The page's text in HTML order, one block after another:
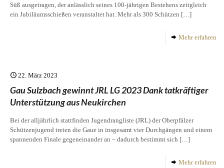
Süß ausgetragen, der anlässlich seines 100-jährigen Bestehens zeitgleich
ein Jubiläumsschießen veranstaltet hat. Mehr als 300 Schützen […]
Mehr erfahren
22. März 2023
Gau Sulzbach gewinnt JRL LG 2023 Dank tatkräftiger
Unterstützung aus Neukirchen
Bei der alljährlich stattfinden Jugendrangliste (JRL) der Oberpfälzer
Schützenjugend treten die Gaue in insgesamt vier Durchgängen und einem
spannenden Finale gegeneinander an – dadurch bestimmt sich […]
Mehr erfahren